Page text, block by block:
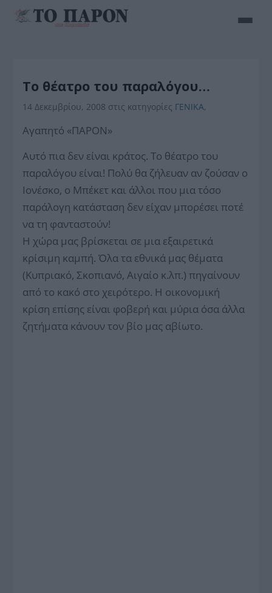
Το θέατρο του παραλόγου…
14 Δεκεμβρίου, 2008 στις κατηγορίες ΓΕΝΙΚΑ,
Αγαπητό «ΠΑΡΟΝ»
Αυτό πια δεν είναι κράτος. Το θέατρο του
παραλόγου είναι! Πολύ θα ζήλευαν αν ζούσαν ο
Ιονέσκο, ο Μπέκετ και άλλοι που μια τόσο
παράλογη κατάσταση δεν είχαν μπορέσει ποτέ
να τη φανταστούν!
Η χώρα μας βρίσκεται σε μια εξαιρετικά
κρίσιμη καμπή. Όλα τα εθνικά μας θέματα
(Κυπριακό, Σκοπιανό, Αιγαίο κ.λπ.) πηγαίνουν
από το κακό στο χειρότερο. Η οικονομική
κρίση επίσης είναι φοβερή και μύρια όσα άλλα
ζητήματα κάνουν τον βίο μας αβίωτο.